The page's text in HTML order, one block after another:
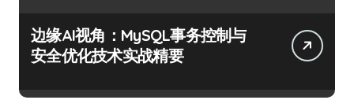
边缘AI视角：MySQL事务控制与
安全优化技术实战精要